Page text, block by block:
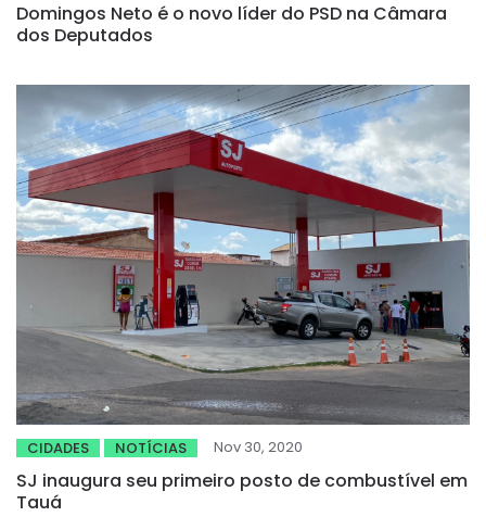
Domingos Neto é o novo líder do PSD na Câmara
dos Deputados
CIDADES NOTÍCIAS Nov 30, 2020
SJ inaugura seu primeiro posto de combustível em
Tauá